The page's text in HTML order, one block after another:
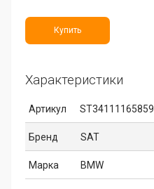
Купить
Характеристики
Артикул ST34111165859
Бренд SAT
Марка BMW